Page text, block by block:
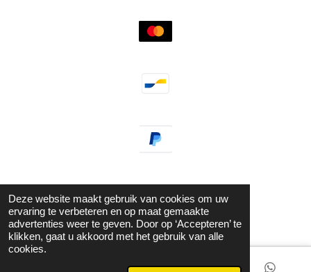
Deze website maakt gebruik van cookies om uw
ervaring te verbeteren en op maat gemaakte
advertenties weer te geven. Door op ‘Accepteren’ te
klikken, gaat u akkoord met het gebruik van alle
cookies.
© 2021 - 2026 Guzel Jewels & Fashion
Powered byJouwWeb